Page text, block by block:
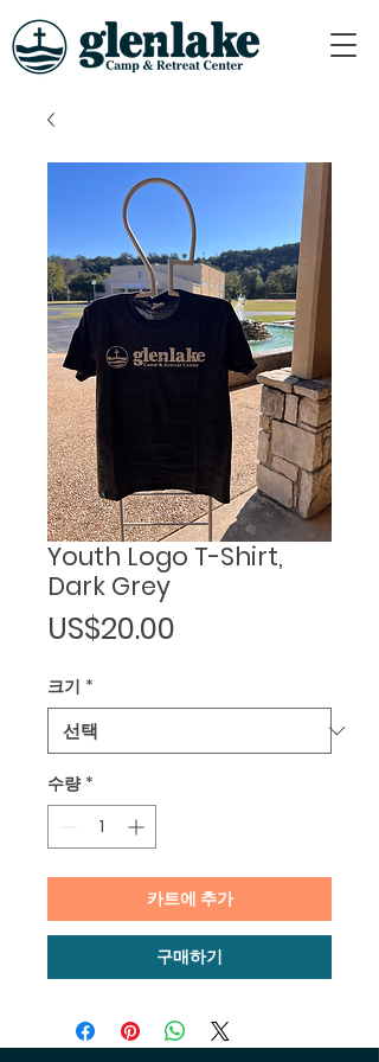
Youth Logo T-Shirt,
Dark Grey
US$20.00
크기 *
수량 *
카트에 추가
구매하기